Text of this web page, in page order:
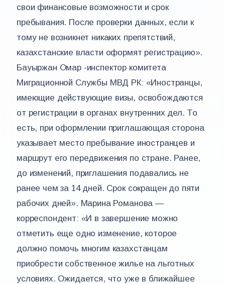
свои финансовые возможности и срок
пребывания. После проверки данных, если к
тому не возникнет никаких препятствий,
казахстанские власти оформят регистрацию».
Бауыржан Омар -инспектор комитета
Миграционной Службы МВД РК: «Иностранцы,
имеющие действующие визы, освобождаются
от регистрации в органах внутренних дел. То
есть, при оформлении приглашающая сторона
указывает место пребывание иностранцев и
маршрут его передвижения по стране. Ранее,
до изменений, приглашения подавались не
ранее чем за 14 дней. Срок сокращен до пяти
рабочих дней». Марина Романова —
корреспондент: «И в завершение можно
отметить еще одно изменение, которое
должно помочь многим казахстанцам
приобрести собственное жилье на льготных
условиях. Ожидается, что уже в ближайшее